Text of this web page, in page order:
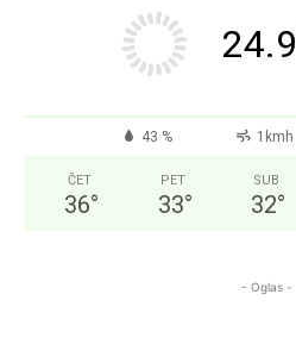
24.9
43 % 1kmh
ČET
36°
PET
33°
SUB
32°
- Oglas -